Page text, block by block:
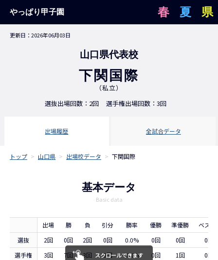
やっぱり甲子園 県
夏
春
更新日：2026年06月03日
山口県代表校
下関国際
（私立）
選抜出場回数：2回
選手権出場回数：3回
出場履歴 全試合データ
トップ > 山口県 > 出場校データ > 下関国際
基本データ
Basic data
出場 勝 負 引分 勝率 優勝 準優勝
ベスト
選抜
2回 0回 2回 0回 0.0% 0回 0回
0回
選手権
3回 7回 3回 0回 70.0% 0回 1回
0回
スクロールできます